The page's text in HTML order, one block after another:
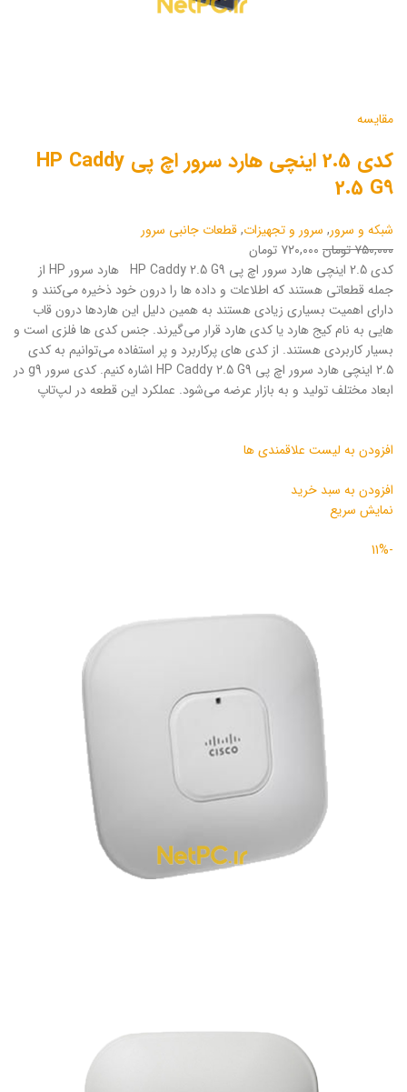
مقایسه
کدی 2.5 اینچی هارد سرور اچ پی HP Caddy
2.5 G9
شبکه و سرور, سرور و تجهیزات,قطعات جانبی سرور
۷۵۰,۰۰۰ تومان
۷۲۰,۰۰۰ تومان
کدی 2.5 اینچی هارد سرور اچ پی HP Caddy 2.5 G9 هارد سرور HP از
جمله قطعاتی هستند که اطلاعات و داده ها را درون خود ذخیره می‌کنند و
دارای اهمیت بسیاری زیادی هستند به همین دلیل این هاردها درون قاب
هایی به نام کیج هارد یا کدی هارد قرار می‌گیرند. جنس کدی ها فلزی است و
بسیار کاربردی هستند. از کدی های پرکاربرد و پر استفاده می‌توانیم به کدی
۲.۵ اینچی هارد سرور اچ پی HP Caddy 2.5 G9 اشاره کنیم. کدی سرور g9 در
ابعاد مختلف تولید و به بازار عرضه می‌شود. عملکرد این قطعه‌ در لپ‌تاپ
افزودن به لیست علاقمندی ها
افزودن به سبد خرید
نمایش سریع
-11%